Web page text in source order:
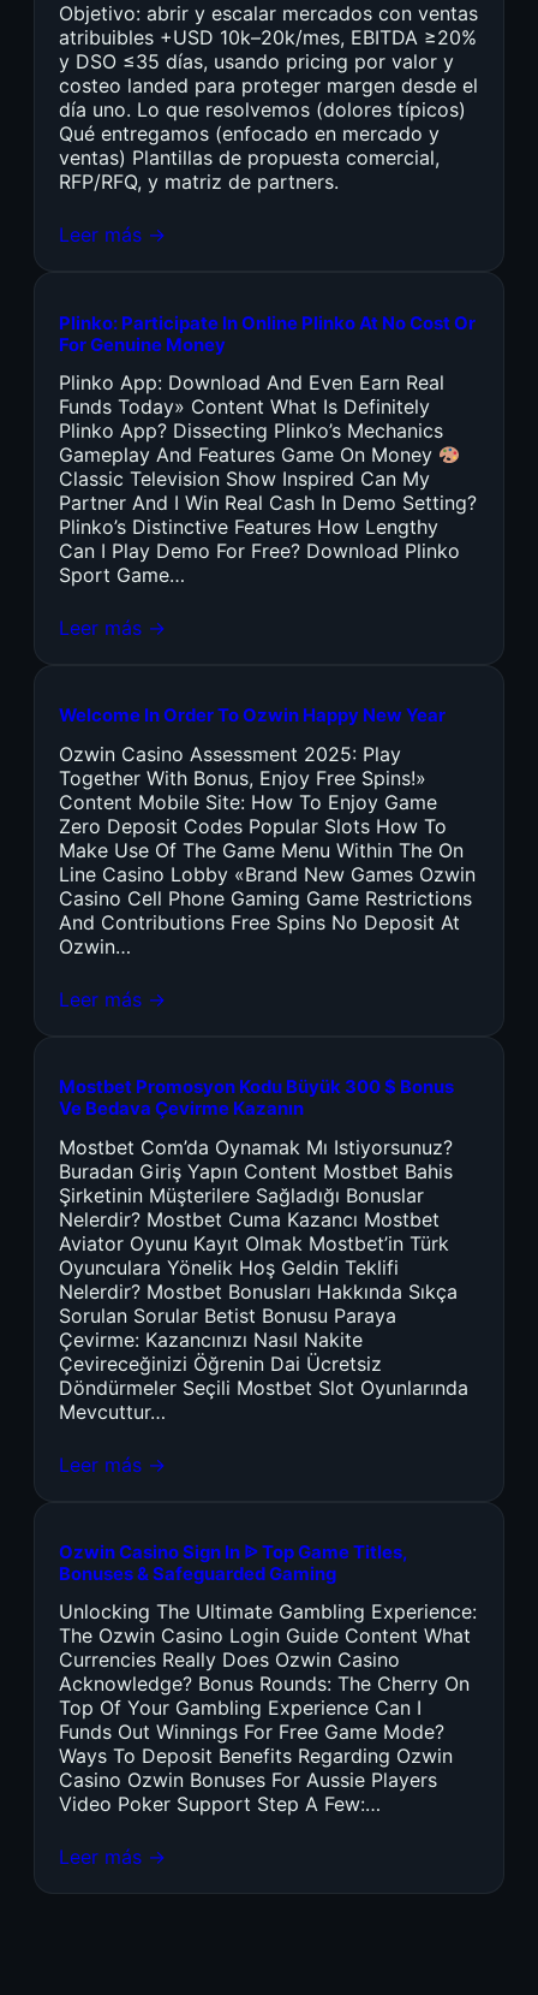
Objetivo: abrir y escalar mercados con ventas
atribuibles +USD 10k–20k/mes, EBITDA ≥20%
y DSO ≤35 días, usando pricing por valor y
costeo landed para proteger margen desde el
día uno. Lo que resolvemos (dolores típicos)
Qué entregamos (enfocado en mercado y
ventas) Plantillas de propuesta comercial,
RFP/RFQ, y matriz de partners.
Leer más →
Plinko: Participate In Online Plinko At No Cost Or
For Genuine Money
Plinko App: Download And Even Earn Real
Funds Today» Content What Is Definitely
Plinko App? Dissecting Plinko’s Mechanics
Gameplay And Features Game On Money
Classic Television Show Inspired Can My
Partner And I Win Real Cash In Demo Setting?
Plinko’s Distinctive Features How Lengthy
Can I Play Demo For Free? Download Plinko
Sport Game…
Leer más →
Welcome In Order To Ozwin Happy New Year
Ozwin Casino Assessment 2025: Play
Together With Bonus, Enjoy Free Spins!»
Content Mobile Site: How To Enjoy Game
Zero Deposit Codes Popular Slots How To
Make Use Of The Game Menu Within The On
Line Casino Lobby «Brand New Games Ozwin
Casino Cell Phone Gaming Game Restrictions
And Contributions Free Spins No Deposit At
Ozwin…
Leer más →
Mostbet Promosyon Kodu Büyük 300 $ Bonus
Ve Bedava Çevirme Kazanın
Mostbet Com’da Oynamak Mı Istiyorsunuz?
Buradan Giriş Yapın Content Mostbet Bahis
Şirketinin Müşterilere Sağladığı Bonuslar
Nelerdir? Mostbet Cuma Kazancı Mostbet
Aviator Oyunu Kayıt Olmak Mostbet’in Türk
Oyunculara Yönelik Hoş Geldin Teklifi
Nelerdir? Mostbet Bonusları Hakkında Sıkça
Sorulan Sorular Betist Bonusu Paraya
Çevirme: Kazancınızı Nasıl Nakite
Çevireceğinizi Öğrenin Dai Ücretsiz
Döndürmeler Seçili Mostbet Slot Oyunlarında
Mevcuttur…
Leer más →
Ozwin Casino Sign In ᐉ Top Game Titles,
Bonuses & Safeguarded Gaming
Unlocking The Ultimate Gambling Experience:
The Ozwin Casino Login Guide Content What
Currencies Really Does Ozwin Casino
Acknowledge? Bonus Rounds: The Cherry On
Top Of Your Gambling Experience Can I
Funds Out Winnings For Free Game Mode?
Ways To Deposit Benefits Regarding Ozwin
Casino Ozwin Bonuses For Aussie Players
Video Poker Support Step A Few:…
Leer más →